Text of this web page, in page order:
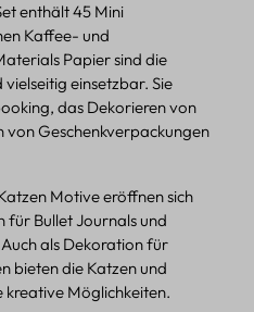
enthält 45 Mini
Kaffee- und
Papier sind die
einsetzbar. Sie
das Dekorieren von
von Geschenkverpackungen
Motive eröffnen sich
Bullet Journals und
als Dekoration für
bieten die Katzen und
kreative Möglichkeiten.